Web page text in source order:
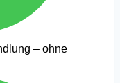
– ohne